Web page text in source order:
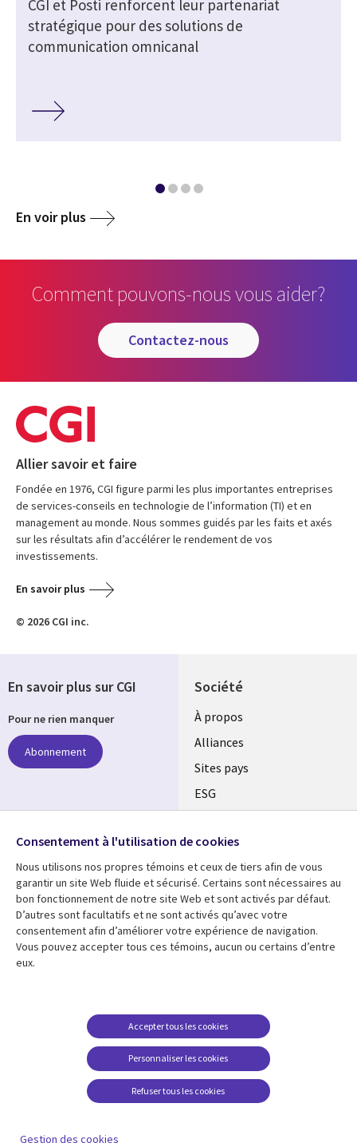
CGI et Posti renforcent leur partenariat
stratégique pour des solutions de
communication omnicanal
En voir plus
Comment pouvons-nous vous aider?
contactez-nous
Allier savoir et faire
Fondée en 1976, CGI figure parmi les plus importantes entreprises
de services-conseils en technologie de l’information (TI) et en
management au monde. Nous sommes guidés par les faits et axés
sur les résultats afin d’accélérer le rendement de vos
investissements.
En savoir plus
© 2026 CGI inc.
Société
À propos
Alliances
Sites pays
ESG
Fusions
Salle de presse
Ressources
Articles
Études de cas
Baladodiffusions
Support
Restrictions et
conditions juridiques
Carrières FAQ
Centre de gestion des
En savoir plus sur CGI
Pour ne rien manquer
Abonnement
Suivez-nous
Social
Media
Global
FR
Consentement à l'utilisation de cookies
Nous utilisons nos propres témoins et ceux de tiers afin de vous
garantir un site Web fluide et sécurisé. Certains sont nécessaires au
bon fonctionnement de notre site Web et sont activés par défaut.
D’autres sont facultatifs et ne sont activés qu’avec votre
consentement afin d’améliorer votre expérience de navigation.
Vous pouvez accepter tous ces témoins, aucun ou certains d’entre
eux.
Personnaliser les cookies
Accepter tous les cookies
Refuser tous les cookies
Gestion des cookies